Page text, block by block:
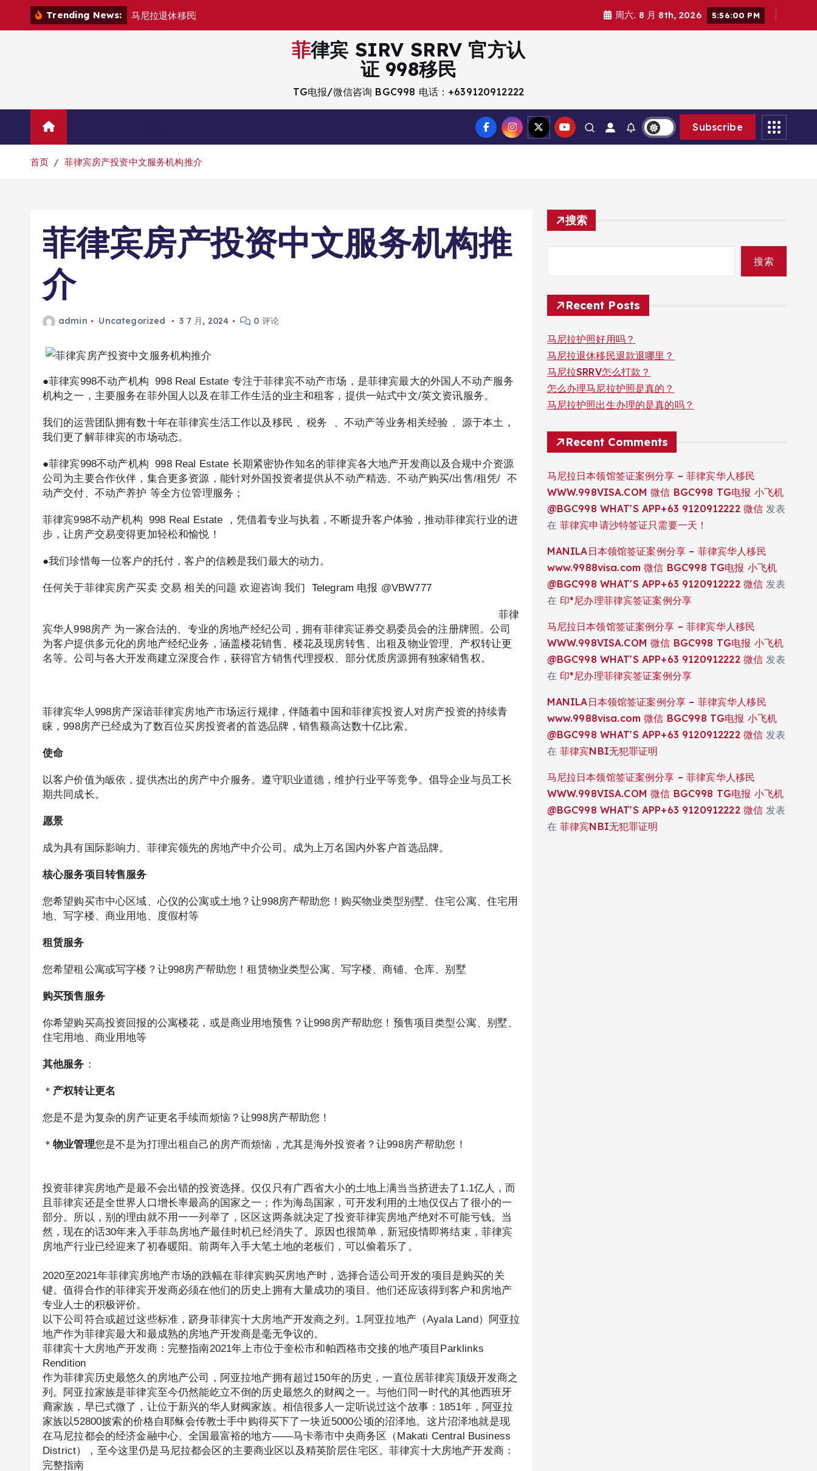
Trending News: 马 尼拉退休移民 周六. 8 月 8th, 2026 5:56:01 PM
菲律宾 SIRV SRRV 官方认
证 998移民
TG电报/微信咨询 BGC998 电话：+639120912222
Subscribe
首页 菲律宾房产投资中文服务机构推介
菲律宾房产投资中文服务机构推
介
admin Uncategorized 3 7 月, 2024 0 评论
●菲律宾998不动产机构 998 Real Estate 专注于菲律宾不动产市场，是菲律宾最大的外国人不动产服务
机构之一，主要服务在菲外国人以及在菲工作生活的业主和租客，提供一站式中文/英文资讯服务。
我们的运营团队拥有数十年在菲律宾生活工作以及移民 、税务 、不动产等业务相关经验 、源于本土，
我们更了解菲律宾的市场动态。
●菲律宾998不动产机构 998 Real Estate 长期紧密协作知名的菲律宾各大地产开发商以及合规中介资源
公司为主要合作伙伴，集合更多资源，能针对外国投资者提供从不动产精选、不动产购买/出售/租凭/ 不
动产交付、不动产养护 等全方位管理服务；
菲律宾998不动产机构 998 Real Estate ，凭借着专业与执着，不断提升客户体验，推动菲律宾行业的进
步，让房产交易变得更加轻松和愉悦！
●我们珍惜每一位客户的托付，客户的信赖是我们最大的动力。
任何关于菲律宾房产买卖 交易 相关的问题 欢迎咨询 我们 Telegram 电报 @VBW777
菲律
宾华人998房产 为一家合法的、专业的房地产经纪公司，拥有菲律宾证券交易委员会的注册牌照。公司
为客户提供多元化的房地产经纪业务，涵盖楼花销售、楼花及现房转售、出租及物业管理、产权转让更
名等。公司与各大开发商建立深度合作，获得官方销售代理授权、部分优质房源拥有独家销售权。
菲律宾华人998房产深谙菲律宾房地产市场运行规律，伴随着中国和菲律宾投资人对房产投资的持续青
睐，998房产已经成为了数百位买房投资者的首选品牌，销售额高达数十亿比索。
使命
以客户价值为皈依，提供杰出的房产中介服务。遵守职业道德，维护行业平等竞争。倡导企业与员工长
期共同成长。
愿景
成为具有国际影响力、菲律宾领先的房地产中介公司。成为上万名国内外客户首选品牌。
核心服务项目 转售服务
您希望购买市中心区域、心仪的公寓或土地？让998房产帮助您！购买物业类型别墅、住宅公寓、住宅用
地、写字楼、商业用地、度假村等
租赁服务
您希望租公寓或写字楼？让998房产帮助您！租赁物业类型公寓、写字楼、商铺、仓库、别墅
购买预售服务
你希望购买高投资回报的公寓楼花，或是商业用地预售？让998房产帮助您！预售项目类型公寓、别墅、
住宅用地、商业用地等
其他服务 ：
＊ 产权转让更名
您是不是为复杂的房产证更名手续而烦恼？让998房产帮助您！
＊物业管理您是不是为打理出租自己的房产而烦恼，尤其是海外投资者？让998房产帮助您！
投资菲律宾房地产是最不会出错的投资选择。仅仅只有广西省大小的土地上满当当挤进去了1.1亿人，而
且菲律宾还是全世界人口增长率最高的国家之一；作为海岛国家，可开发利用的土地仅仅占了很小的一
部分。所以，别的理由就不用一一列举了，区区这两条就决定了投资菲律宾房地产绝对不可能亏钱。当
然，现在的话30年来入手菲岛房地产最佳时机已经消失了。原因也很简单，新冠疫情即将结束，菲律宾
房地产行业已经迎来了初春暖阳。前两年入手大笔土地的老板们，可以偷着乐了。
2020至2021年菲律宾房地产市场的跌幅在菲律宾购买房地产时，选择合适公司开发的项目是购买的关
键。值得合作的菲律宾开发商必须在他们的历史上拥有大量成功的项目。他们还应该得到客户和房地产
专业人士的积极评价。
以下公司符合或超过这些标准，跻身菲律宾十大房地产开发商之列。1.阿亚拉地产（Ayala Land）阿亚拉
地产作为菲律宾最大和最成熟的房地产开发商是毫无争议的。
菲律宾十大房地产开发商：完整指南2021年上市位于奎松市和帕西格市交接的地产项目Parklinks
Rendition
作为菲律宾历史最悠久的房地产公司，阿亚拉地产拥有超过150年的历史，一直位居菲律宾顶级开发商之
列。阿亚拉家族是菲律宾至今仍然能屹立不倒的历史最悠久的财阀之一。与他们同一时代的其他西班牙
裔家族，早已式微了，让位于新兴的华人财阀家族。相信很多人一定听说过这个故事：1851年，阿亚拉
家族以52800披索的价格自耶稣会传教士手中购得买下了一块近5000公顷的沼泽地。这片沼泽地就是现
在马尼拉都会的经济金融中心、全国最富裕的地方——马卡蒂市中央商务区（Makati Central Business
District），至今这里仍是马尼拉都会区的主要商业区以及精英阶层住宅区。菲律宾十大房地产开发商：
完整指南
搜索
搜索
Recent Posts
马尼拉护照好用吗？
马尼拉退休移民退款退哪里？
马尼拉SRRV怎么打款？
怎么办理马尼拉护照是真的？
马尼拉护照出生办理的是真的吗？
Recent Comments
马尼拉日本领馆签证案例分享 – 菲律宾华人移民
WWW.998VISA.COM 微信 BGC998 TG电报 小飞机
@BGC998 WHAT'S APP+63 9120912222 微信 发表
在 菲律宾申请沙特签证只需要一天！
MANILA日本领馆签证案例分享 – 菲律宾华人移民
www.9988visa.com 微信 BGC998 TG电报 小飞机
@BGC998 WHAT'S APP+63 9120912222 微信 发表
在 印*尼办理菲律宾签证案例分享
马尼拉日本领馆签证案例分享 – 菲律宾华人移民
WWW.998VISA.COM 微信 BGC998 TG电报 小飞机
@BGC998 WHAT'S APP+63 9120912222 微信 发表
在 印*尼办理菲律宾签证案例分享
MANILA日本领馆签证案例分享 – 菲律宾华人移民
www.9988visa.com 微信 BGC998 TG电报 小飞机
@BGC998 WHAT'S APP+63 9120912222 微信 发表
在 菲律宾NBI无犯罪证明
马尼拉日本领馆签证案例分享 – 菲律宾华人移民
WWW.998VISA.COM 微信 BGC998 TG电报 小飞机
@BGC998 WHAT'S APP+63 9120912222 微信 发表
在 菲律宾NBI无犯罪证明